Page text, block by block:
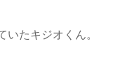
たキジオくん。